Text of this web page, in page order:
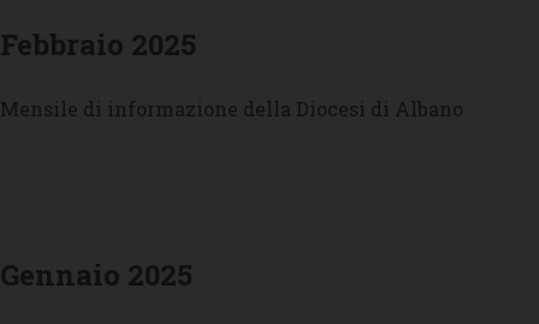
Febbraio 2025
Mensile di informazione della Diocesi di Albano
Gennaio 2025